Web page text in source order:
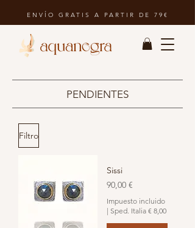
ENVÍO GRATIS A PARTIR DE 79€
PENDIENTES
Filtro
Sissi
Precio
90,00 €
Impuesto incluido
| Sped. Italia € 8,00